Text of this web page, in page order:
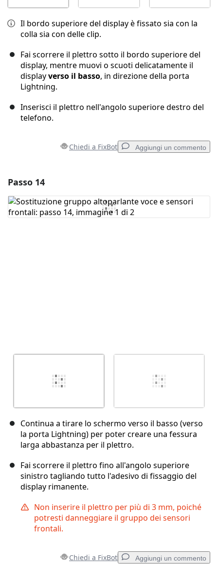
Il bordo superiore del display è fissato sia con la
colla sia con delle clip.
Fai scorrere il plettro sotto il bordo superiore del
display, mentre muovi o scuoti delicatamente il
displayverso il basso, in direzione della porta
Lightning.
Inserisci il plettro nell'angolo superiore destro del
telefono.
Chiedi a FixBot Aggiungi un commento
Aggiungi Commento
Passo 14
Continua a tirare lo schermo verso il basso (verso
la porta Lightning) per poter creare una fessura
larga abbastanza per il plettro.
Fai scorrere il plettro fino all'angolo superiore
sinistro tagliando tutto l'adesivo di fissaggio del
display rimanente.
Non inserire il plettro per più di 3 mm, poiché
potresti danneggiare il gruppo dei sensori
frontali.
Chiedi a FixBot Aggiungi un commento